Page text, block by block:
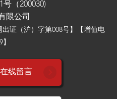
（200030)
限公司
出证（沪）字第008号】【增值电
在线留言